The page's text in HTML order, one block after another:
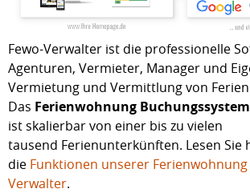
Fewo-Verwalter ist die professionelle
Agenturen, Vermieter, Manager und
Vermietung und Vermittlung von
Das Ferienwohnung Buchungssystem
ist skalierbar von einer bis zu vielen
tausend Ferienunterkünften. Lesen Sie
die Funktionen unserer Ferienwohnung
Verwalter.